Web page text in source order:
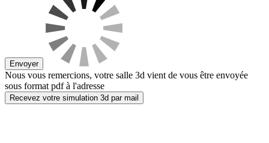
Envoyer
Nous vous remercions, votre salle 3d vient de vous être envoyée
sous format pdf à l'adresse
Recevez votre simulation 3d par mail